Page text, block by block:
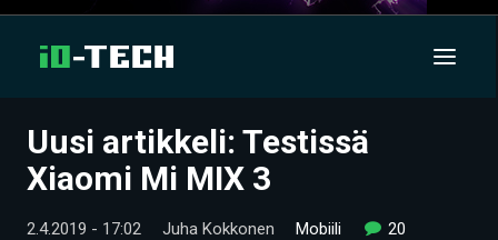
UUTISET
Uusi artikkeli: Testissä
Xiaomi Mi MIX 3
2.4.2019 - 17:02 Juha Kokkonen Mobiili 20